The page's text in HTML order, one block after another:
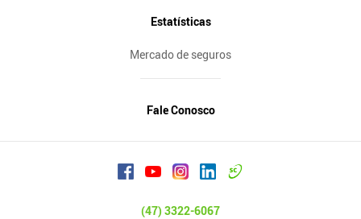
Estatísticas
Mercado de seguros
Fale Conosco
(47) 3322-6067